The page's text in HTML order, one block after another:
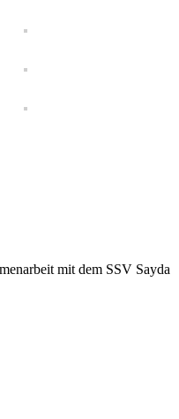
mit dem SSV Sayda